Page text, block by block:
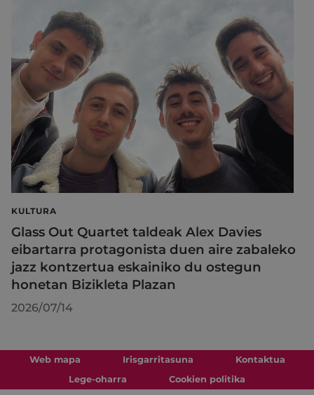
KULTURA
Glass Out Quartet taldeak Alex Davies
eibartarra protagonista duen aire zabaleko
jazz kontzertua eskainiko du ostegun
honetan Bizikleta Plazan
2026/07/14
Web mapa Irisgarritasuna
Kontaktua
Lege-oharra
Cookien politika